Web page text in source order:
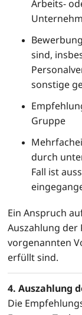
Arbeits-
sind,
sonstige
Gruppe
durch
Fall ist
Ein Anspruch
Auszahlung der
vorgenannten
erfüllt sind.
4. Auszahlung
Die